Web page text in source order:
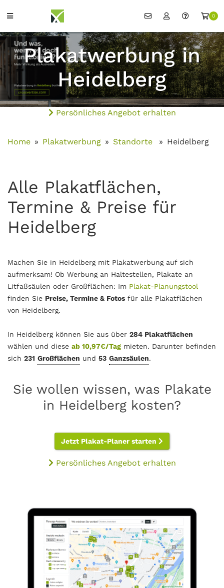
0
Plakatwerbung in
Heidelberg
Persönliches Angebot erhalten
Home Plakatwerbung Standorte Heidelberg
Alle Plakatflächen,
Termine & Preise für
Heidelberg
Machen Sie in Heidelberg mit Plakatwerbung auf sich
aufmerksam! Ob Werbung an Haltestellen, Plakate an
Litfaßsäulen oder Großflächen: Im Plakat-Planungstool
finden Sie Preise, Termine & Fotos für alle Plakatflächen
von Heidelberg.
In Heidelberg können Sie aus über 284 Plakatflächen
wählen und diese ab 10,97€/Tag mieten. Darunter befinden
sich 231 Großflächen und 53 Ganzsäulen.
Sie wollen wissen, was Plakate
in Heidelberg kosten?
Jetzt Plakat-Planer starten
Persönliches Angebot erhalten